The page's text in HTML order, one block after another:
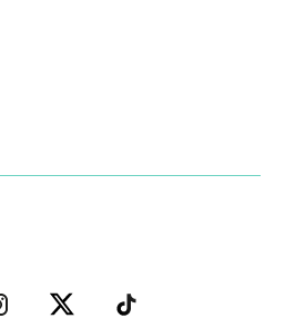
–
TWITTER–
–
WELIFE–